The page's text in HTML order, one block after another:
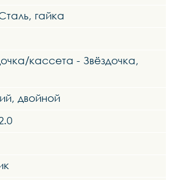
гайка
кассета - Звёздочка,
двойной